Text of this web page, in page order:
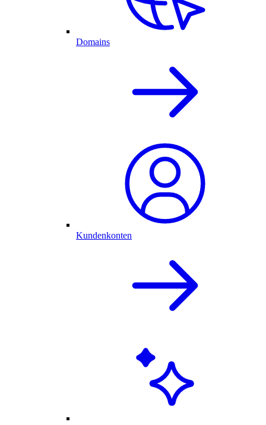
Domains
Kundenkonten